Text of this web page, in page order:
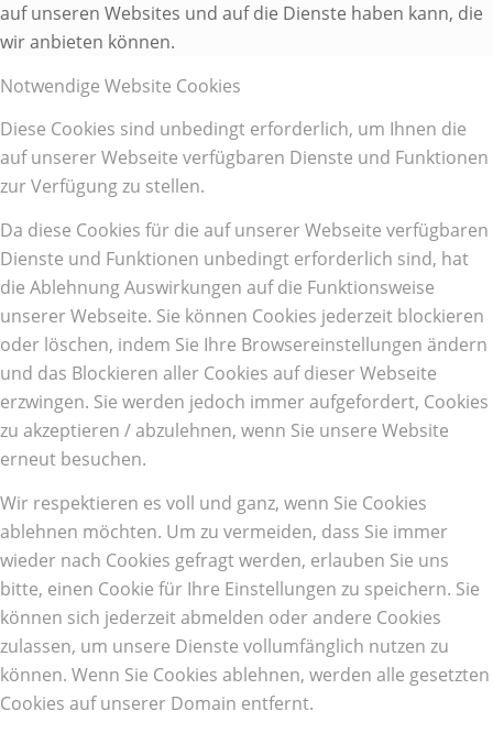
auf unseren Websites und auf die Dienste haben kann, die
wir anbieten können.
Notwendige Website Cookies
Diese Cookies sind unbedingt erforderlich, um Ihnen die
auf unserer Webseite verfügbaren Dienste und Funktionen
zur Verfügung zu stellen.
Da diese Cookies für die auf unserer Webseite verfügbaren
Dienste und Funktionen unbedingt erforderlich sind, hat
die Ablehnung Auswirkungen auf die Funktionsweise
unserer Webseite. Sie können Cookies jederzeit blockieren
oder löschen, indem Sie Ihre Browsereinstellungen ändern
und das Blockieren aller Cookies auf dieser Webseite
erzwingen. Sie werden jedoch immer aufgefordert, Cookies
zu akzeptieren / abzulehnen, wenn Sie unsere Website
erneut besuchen.
Wir respektieren es voll und ganz, wenn Sie Cookies
ablehnen möchten. Um zu vermeiden, dass Sie immer
wieder nach Cookies gefragt werden, erlauben Sie uns
bitte, einen Cookie für Ihre Einstellungen zu speichern. Sie
können sich jederzeit abmelden oder andere Cookies
zulassen, um unsere Dienste vollumfänglich nutzen zu
können. Wenn Sie Cookies ablehnen, werden alle gesetzten
Cookies auf unserer Domain entfernt.